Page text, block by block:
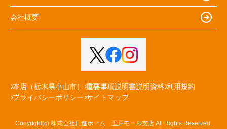
会社概要
本店（栃木県小山市） 重要事項説明書説明資料 利用規約
プライバシーポリシー サイトマップ
Copyright(c) 株式会社日進ホーム 玉戸モール支店 All Rights Reserved.